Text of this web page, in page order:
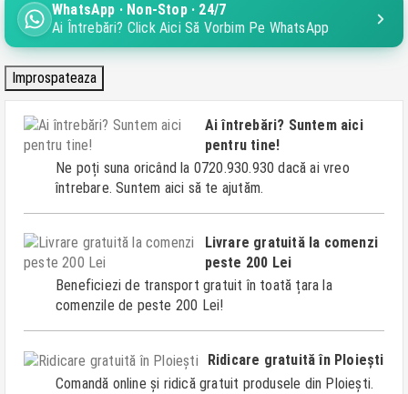
WhatsApp · Non-Stop · 24/7
Ai Întrebări? Click Aici Să Vorbim Pe WhatsApp
Ai întrebări? Suntem aici
pentru tine!
Ne poți suna oricând la 0720.930.930 dacă ai vreo
întrebare. Suntem aici să te ajutăm.
Livrare gratuită la comenzi
peste 200 Lei
Beneficiezi de transport gratuit în toată țara la
comenzile de peste 200 Lei!
Ridicare gratuită în Ploiești
Comandă online și ridică gratuit produsele din Ploiești.